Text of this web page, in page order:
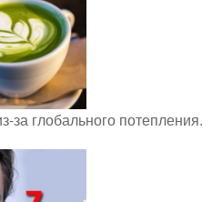
за глобального потепления.